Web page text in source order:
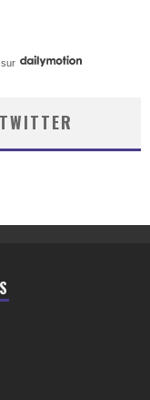
sur